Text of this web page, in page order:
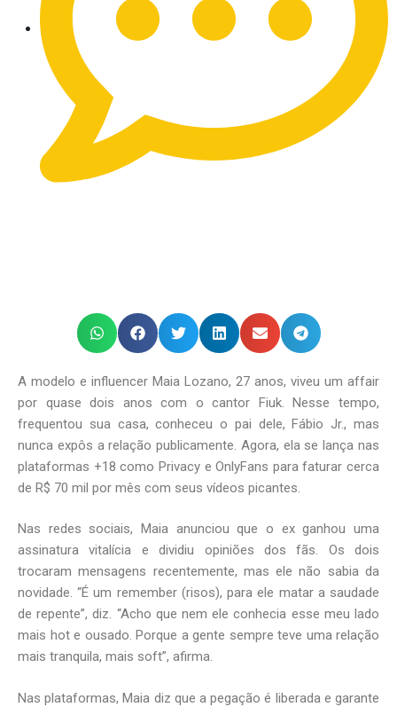
A modelo e influencer Maia Lozano, 27 anos, viveu um affair
por quase dois anos com o cantor Fiuk. Nesse tempo,
frequentou sua casa, conheceu o pai dele, Fábio Jr., mas
nunca expôs a relação publicamente. Agora, ela se lança nas
plataformas +18 como Privacy e OnlyFans para faturar cerca
de R$ 70 mil por mês com seus vídeos picantes.
Nas redes sociais, Maia anunciou que o ex ganhou uma
assinatura vitalícia e dividiu opiniões dos fãs. Os dois
trocaram mensagens recentemente, mas ele não sabia da
novidade. “É um remember (risos), para ele matar a saudade
de repente”, diz. “Acho que nem ele conhecia esse meu lado
mais hot e ousado. Porque a gente sempre teve uma relação
mais tranquila, mais soft”, afirma.
Nas plataformas, Maia diz que a pegação é liberada e garante